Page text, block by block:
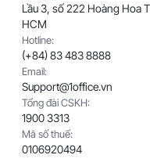
Lầu 3, số 222 Hoàng Hoa
HCM
Hotline:
(+84) 83 483 8888
Email:
Support@1office.vn
Tổng đài CSKH:
1900 3313
Mã số thuế:
0106920494